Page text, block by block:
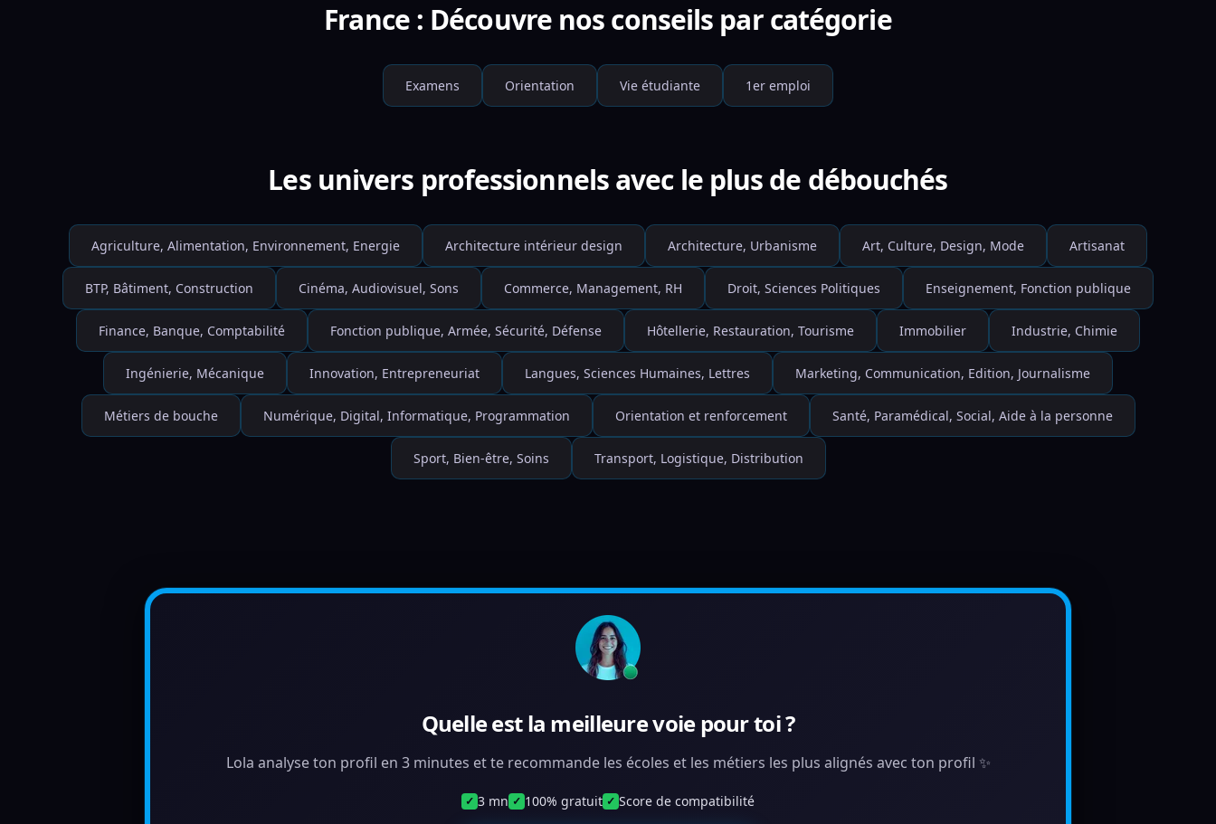
France : Découvre nos conseils par catégorie
Examens Orientation Vie étudiante 1er emploi
Les univers professionnels avec le plus de débouchés
Agriculture, Alimentation, Environnement, Energie Architecture intérieur design Architecture, Urbanisme Art, Culture, Design, Mode Artisanat
BTP, Bâtiment, Construction Cinéma, Audiovisuel, Sons Commerce, Management, RH Droit, Sciences Politiques Enseignement, Fonction publique
Finance, Banque, Comptabilité Fonction publique, Armée, Sécurité, Défense Hôtellerie, Restauration, Tourisme Immobilier Industrie, Chimie
Ingénierie, Mécanique Innovation, Entrepreneuriat Langues, Sciences Humaines, Lettres Marketing, Communication, Edition, Journalisme
Métiers de bouche Numérique, Digital, Informatique, Programmation Orientation et renforcement Santé, Paramédical, Social, Aide à la personne
Sport, Bien-être, Soins Transport, Logistique, Distribution
Quelle est la meilleure voie pour toi ?
Lola analyse ton profil en 3 minutes et te recommande les écoles et les métiers les plus alignés avec ton profil ✨
✓ 3 mn ✓ 100% gratuit ✓ Score de compatibilité